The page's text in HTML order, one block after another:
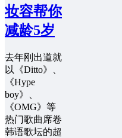
妆容帮你
减龄5岁
去年刚出道就
以《Ditto》、
《Hype
boy》、
《OMG》等
热门歌曲席卷
韩语歌坛的超